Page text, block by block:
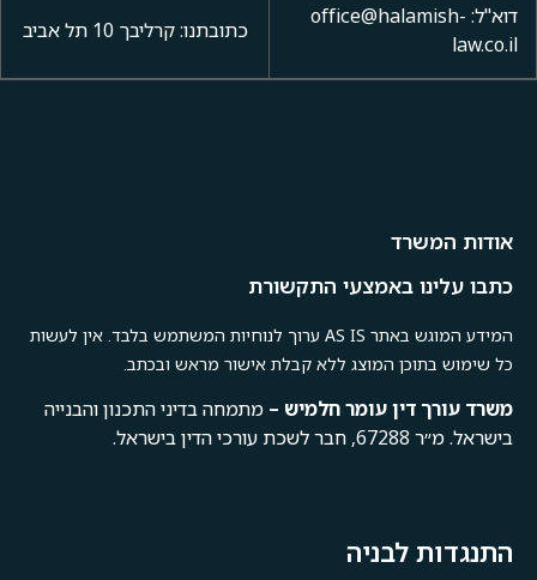
דוא"ל: office@halamish-
law.co.il
כתובתנו: קרליבך 10 תל אביב
אודות המשרד
כתבו עלינו באמצעי התקשורת
המידע המוגש באתר AS IS ערוך לנוחיות המשתמש בלבד. אין לעשות
כל שימוש בתוכן המוצג ללא קבלת אישור מראש ובכתב.
משרד עורךדיןעומרחלמיש – מתמחה בדיני התכנון והבנייה
בישראל. מ״ר 67288, חבר לשכת עורכי הדין בישראל.
התנגדות לבניה